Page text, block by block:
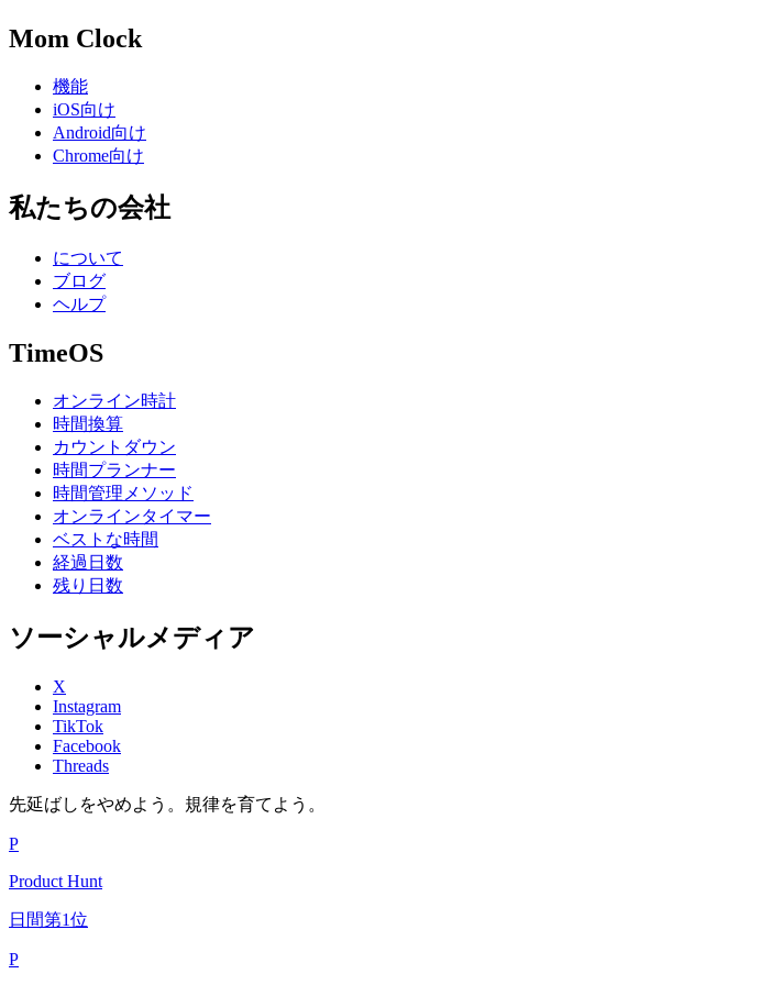
Mom Clock
機能
iOS向け
Android向け
Chrome向け
私たちの会社
について
ブログ
ヘルプ
TimeOS
オンライン時計
時間換算
カウントダウン
時間プランナー
時間管理メソッド
オンラインタイマー
ベストな時間
経過日数
残り日数
ソーシャルメディア
X
Instagram
TikTok
Facebook
Threads
先延ばしをやめよう。規律を育てよう。
P
Product Hunt
日間第1位
P